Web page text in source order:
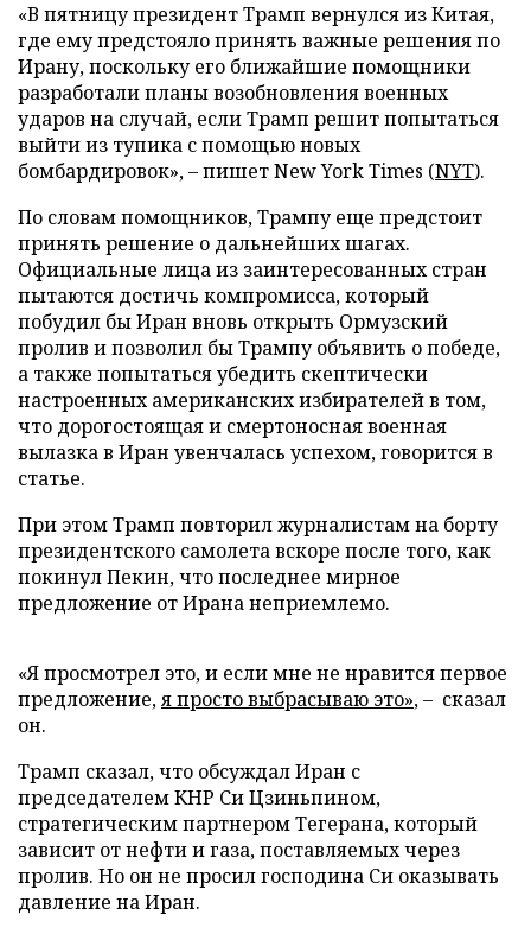
«В пятницу президент Трамп вернулся из Китая,
где ему предстояло принять важные решения по
Ирану, поскольку его ближайшие помощники
разработали планы возобновления военных
ударов на случай, если Трамп решит попытаться
выйти из тупика с помощью новых
бомбардировок», – пишет New York Times (NYT).
По словам помощников, Трампу еще предстоит
принять решение о дальнейших шагах.
Официальные лица из заинтересованных стран
пытаются достичь компромисса, который
побудил бы Иран вновь открыть Ормузский
пролив и позволил бы Трампу объявить о победе,
а также попытаться убедить скептически
настроенных американских избирателей в том,
что дорогостоящая и смертоносная военная
вылазка в Иран увенчалась успехом, говорится в
статье.
При этом Трамп повторил журналистам на борту
президентского самолета вскоре после того, как
покинул Пекин, что последнее мирное
предложение от Ирана неприемлемо.
«Я просмотрел это, и если мне не нравится первое
предложение,я просто выбрасываю это», – сказал
он.
Трамп сказал, что обсуждал Иран с
председателем КНР Си Цзиньпином,
стратегическим партнером Тегерана, который
зависит от нефти и газа, поставляемых через
пролив. Но он не просил господина Си оказывать
давление на Иран.